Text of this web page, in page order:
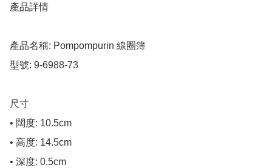
產品詳情
產品名稱: Pompompurin 線圈簿
型號: 9-6988-73
尺寸
• 闊度: 10.5cm
• 高度: 14.5cm
• 深度: 0.5cm